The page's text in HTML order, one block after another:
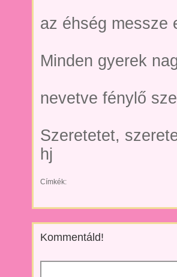
az éhség messze
Minden gyerek
nevetve fénylő
Szeretetet,
hj
Címkék:
Kommentáld!